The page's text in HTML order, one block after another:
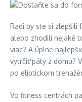
Radi by ste si zlepšili
alebo zhodili nejaké
viac? A úplne
vytrčiť päty z domu?
po eliptickom
Vo fitness centrách